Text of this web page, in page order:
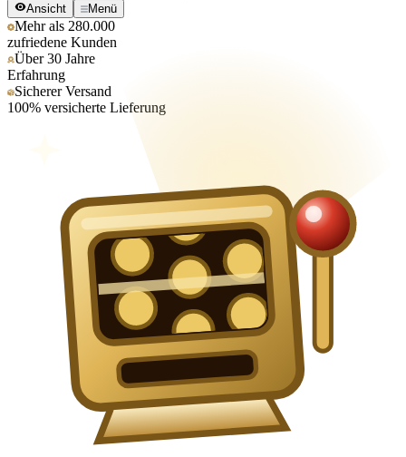
Ansicht Menü
Mehr als 280.000
zufriedene Kunden
Über 30 Jahre
Erfahrung
Sicherer Versand
100% versicherte Lieferung